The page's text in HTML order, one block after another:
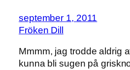
september 1, 2011
Fröken Dill
Mmmm, jag trodde aldrig
kunna bli sugen på